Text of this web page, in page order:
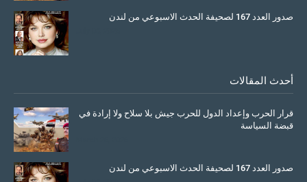
صدور العدد 167 لصحيفة الحدث الاسبوعي من لندن
أحدث المقالات
قرار الحرب وإعداد الدول للحرب جيش بلا سلاح ولا إرادة في
قبضة السياسة
صدور العدد 167 لصحيفة الحدث الاسبوعي من لندن